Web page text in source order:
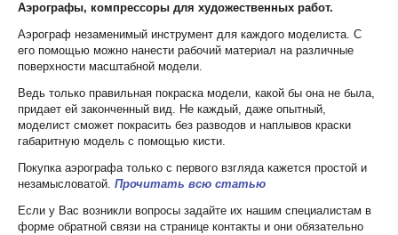
Аэрографы, компрессоры для художественных работ.
Аэрограф незаменимый инструмент для каждого моделиста. С
его помощью можно нанести рабочий материал на различные
поверхности масштабной модели.
Ведь только правильная покраска модели, какой бы она не была,
придает ей законченный вид. Не каждый, даже опытный,
моделист сможет покрасить без разводов и наплывов краски
габаритную модель с помощью кисти.
Покупка аэрографа только с первого взгляда кажется простой и
незамысловатой.Прочитать всю статью
Если у Вас возникли вопросы задайте их нашим специалистам в
форме обратной связи на странице контакты и они обязательно